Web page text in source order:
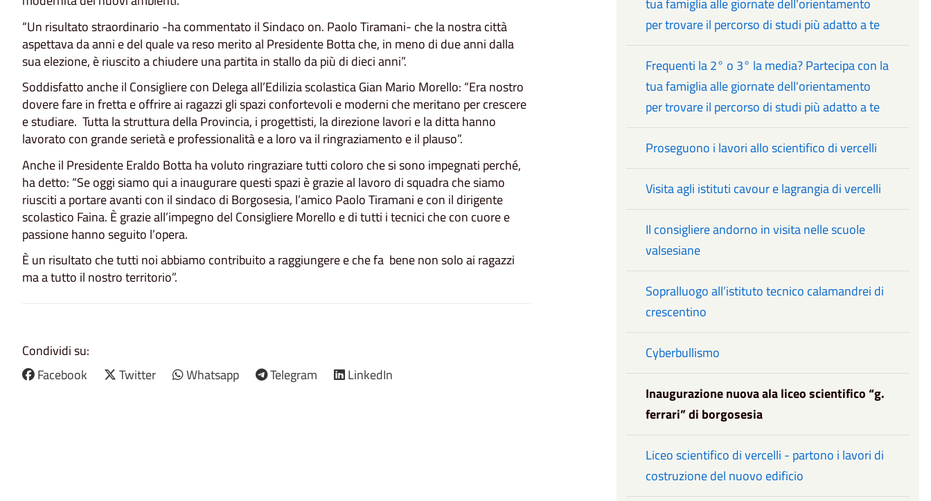
“Un risultato straordinario -ha commentato il Sindaco on. Paolo Tiramani- che la nostra città
aspettava da anni e del quale va reso merito al Presidente Botta che, in meno di due anni dalla
sua elezione, è riuscito a chiudere una partita in stallo da più di dieci anni”.
Soddisfatto anche il Consigliere con Delega all’Edilizia scolastica Gian Mario Morello: “Era nostro
dovere fare in fretta e offrire ai ragazzi gli spazi confortevoli e moderni che meritano per crescere
e studiare. Tutta la struttura della Provincia, i progettisti, la direzione lavori e la ditta hanno
lavorato con grande serietà e professionalità e a loro va il ringraziamento e il plauso”.
Anche il Presidente Eraldo Botta ha voluto ringraziare tutti coloro che si sono impegnati perché,
ha detto: “Se oggi siamo qui a inaugurare questi spazi è grazie al lavoro di squadra che siamo
riusciti a portare avanti con il sindaco di Borgosesia, l’amico Paolo Tiramani e con il dirigente
scolastico Faina. È grazie all’impegno del Consigliere Morello e di tutti i tecnici che con cuore e
passione hanno seguito l’opera.
È un risultato che tutti noi abbiamo contribuito a raggiungere e che fa bene non solo ai ragazzi
ma a tutto il nostro territorio”.
Condividi su:
Facebook
Twitter Whatsapp Telegram LinkedIn
tua famiglia alle giornate dell'orientamento
per trovare il percorso di studi più adatto a te
Frequenti la 2° o 3° la media? Partecipa con la
tua famiglia alle giornate dell'orientamento
per trovare il percorso di studi più adatto a te
Proseguono i lavori allo scientifico di vercelli
Visita agli istituti cavour e lagrangia di vercelli
Il consigliere andorno in visita nelle scuole
valsesiane
Sopralluogo all’istituto tecnico calamandrei di
crescentino
Cyberbullismo
Inaugurazione nuova ala liceo scientifico “g.
ferrari” di borgosesia
Liceo scientifico di vercelli - partono i lavori di
costruzione del nuovo edificio